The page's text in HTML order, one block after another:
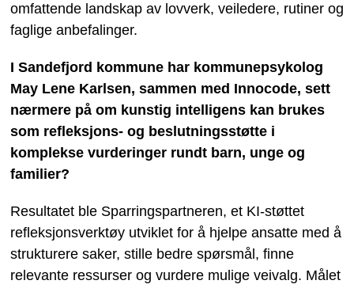
omfattende landskap av lovverk, veiledere, rutiner og
faglige anbefalinger.
I Sandefjord kommune har kommunepsykolog
May Lene Karlsen, sammen med Innocode, sett
nærmere på om kunstig intelligens kan brukes
som refleksjons- og beslutningsstøtte i
komplekse vurderinger rundt barn, unge og
familier?
Resultatet ble Sparringspartneren, et KI-støttet
refleksjonsverktøy utviklet for å hjelpe ansatte med å
strukturere saker, stille bedre spørsmål, finne
relevante ressurser og vurdere mulige veivalg. Målet